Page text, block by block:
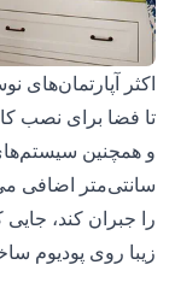
اکثر آپارتمان‌های
تا فضا برای نصب
سانتی‌متر اضافی
را جبران کند،
زیبا روی پودیوم